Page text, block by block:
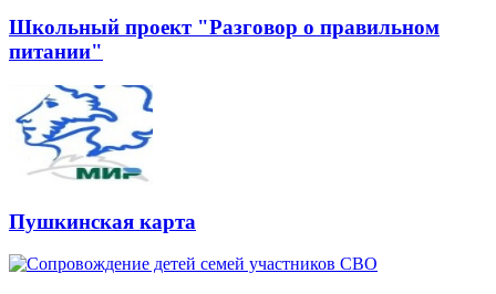
Школьный проект "Разговор о правильном
питании"
Пушкинская карта